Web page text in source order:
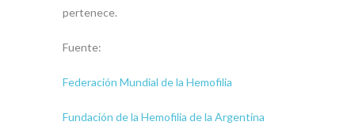
pertenece.
Fuente:
Federación Mundial de la Hemofilia
Fundación de la Hemofilia de la Argentina